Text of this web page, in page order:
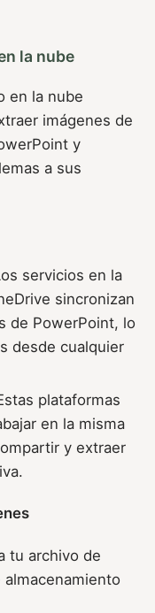
la nube
en la nube
imágenes de
y
a sus
servicios en la
sincronizan
de PowerPoint, lo
desde cualquier
plataformas
en la misma
y extraer
tu archivo de